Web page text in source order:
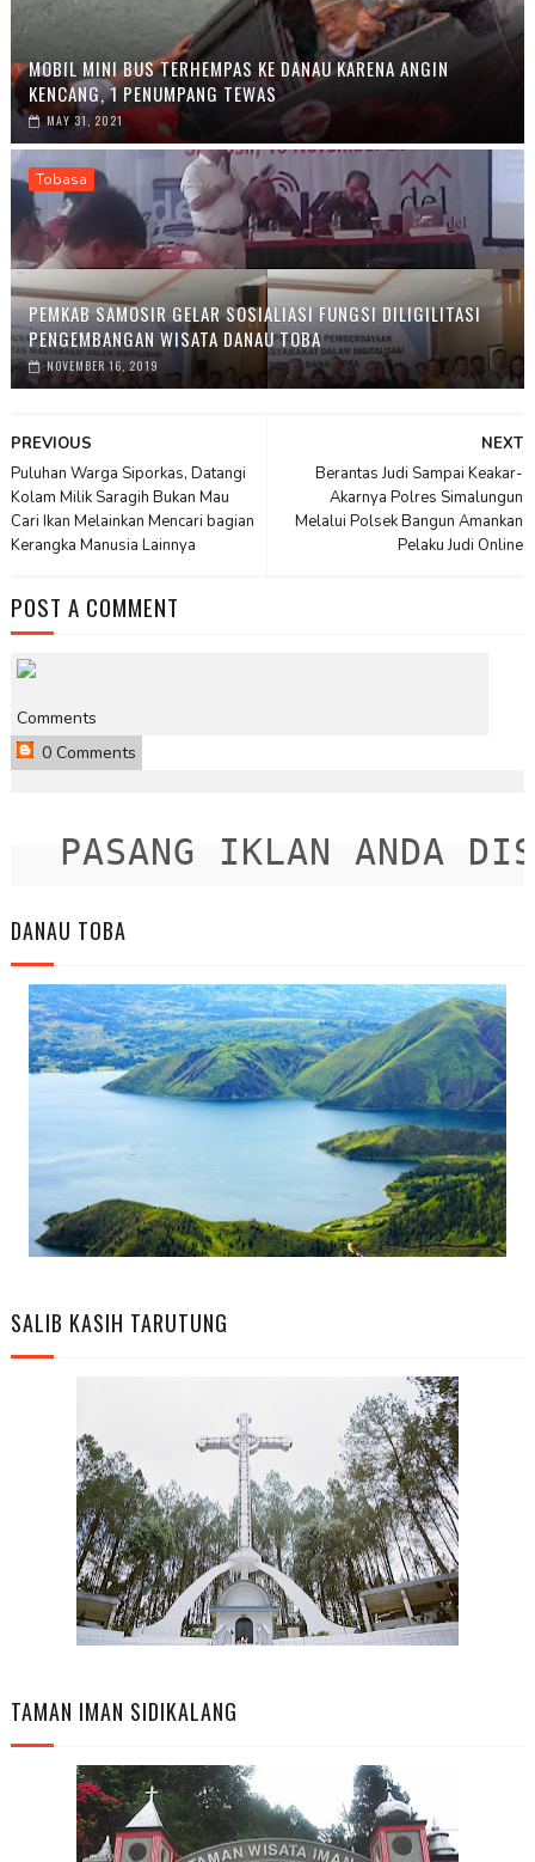
MOBIL MINI BUS TERHEMPAS KE DANAU KARENA ANGIN
KENCANG, 1 PENUMPANG TEWAS
MAY 31, 2021
Tobasa
PEMKAB SAMOSIR GELAR SOSIALIASI FUNGSI DILIGILITASI
PENGEMBANGAN WISATA DANAU TOBA
NOVEMBER 16, 2019
NEXT
Berantas Judi Sampai Keakar-
Akarnya Polres Simalungun
Melalui Polsek Bangun Amankan
Pelaku Judi Online
PREVIOUS
Puluhan Warga Siporkas, Datangi
Kolam Milik Saragih Bukan Mau
Cari Ikan Melainkan Mencari bagian
Kerangka Manusia Lainnya
POST A COMMENT
Comments
0 Comments
PASANG IKLAN ANDA
DANAU TOBA
SALIB KASIH TARUTUNG
TAMAN IMAN SIDIKALANG